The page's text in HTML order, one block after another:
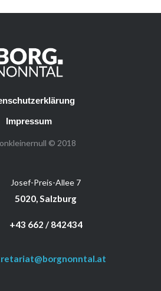
Impressum
© 2018
Josef-Preis-Allee 7
5020, Salzburg
+43 662 / 842434